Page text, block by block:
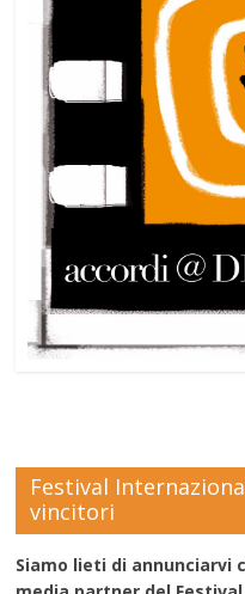
Festival
vincitori
Siamo lieti di annunciarvi